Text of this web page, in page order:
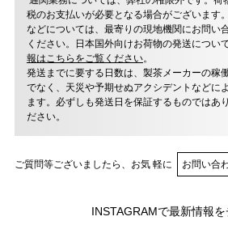
税のお支払いが必要となる場合がございます
などについては、最寄りの現地機関にお問い
ください。日本国外向けお荷物の発送につい
報はこちらをご覧ください。
発送までに要する日数は、製茶メーカーの稼
でなく、天災や予期せぬアクシデントなどに
ます。必ずしも発送日を保証するものではあ
ださい。
ご質問等ございましたら、お気 軽に お問い合
INSTAGRAMで最新情報を